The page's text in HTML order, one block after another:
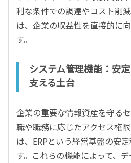
利な条件での調達やコスト削
は、企業の収益性を直接的に
す。
システム管理機能：安
支える土台
企業の重要な情報資産を守る
職や職務に応じたアクセス権
は、ERPという経営基盤の安
す。これらの機能によって、デ